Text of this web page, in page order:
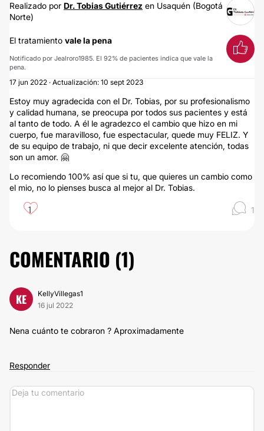
Realizado por Dr. Tobias Gutiérrez en Usaquén (Bogotá
Norte)
El tratamiento vale la pena
Notificado por Jealroro1985. El 92% de pacientes indica que vale la
pena.
17 jun 2022 · Actualización: 10 sept 2023
Estoy muy agradecida con el Dr. Tobias, por su profesionalismo
y calidad humana, se preocupa por todos sus pacientes y está
al tanto de todo. A él le agradezco el cambio que hizo en mi
cuerpo, fue maravilloso, fue espectacular, quede muy FELIZ. Y
de su equipo de trabajo, ni que decir excelente atención, todas
son un amor. 🤗
Lo recomiendo 100% así que si tu, que quieres un cambio como
el mio, no lo pienses busca al mejor al Dr. Tobias.
1 1
COMENTARIO (1)
KE
KellyVillegas1
16 jul 2022
Nena cuánto te cobraron ? Aproximadamente
Responder